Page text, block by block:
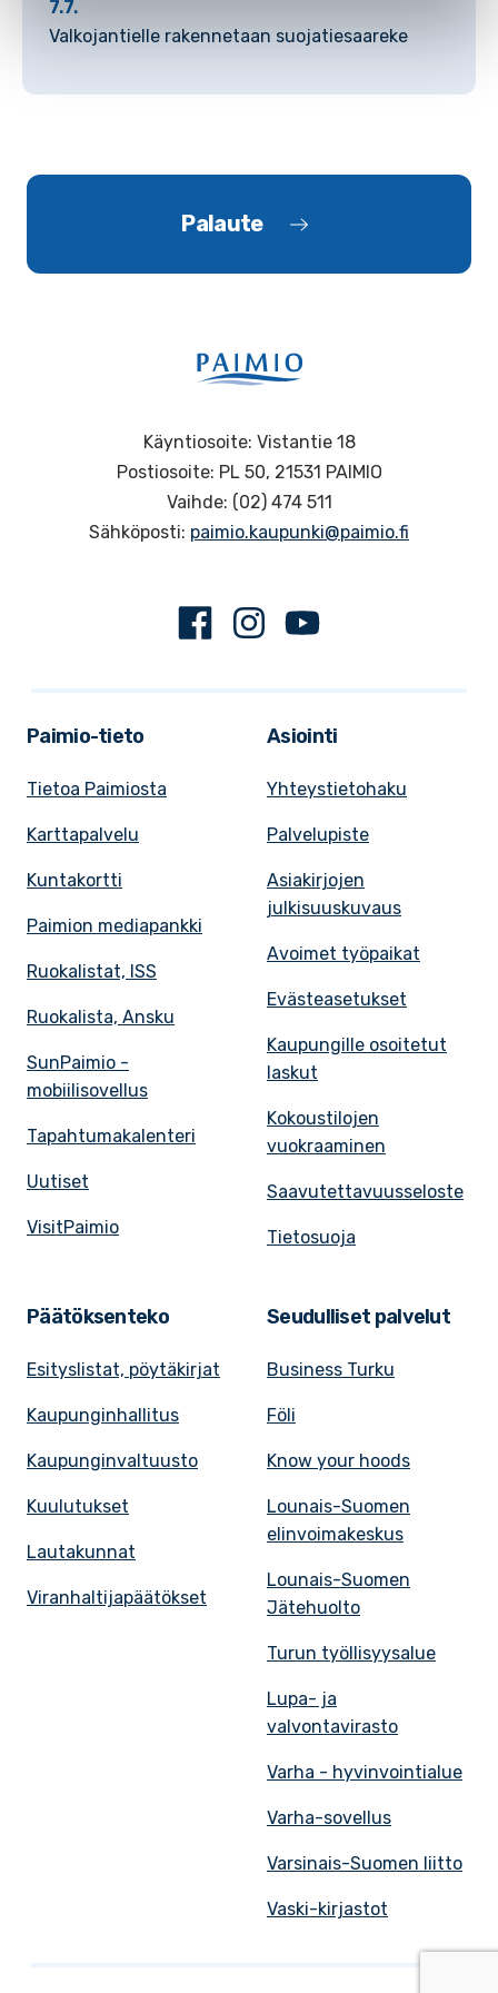
7.7.
Valkojantielle rakennetaan suojatiesaareke
Palaute
Käyntiosoite: Vistantie 18
Postiosoite: PL 50, 21531 PAIMIO
Vaihde: (02) 474 511
Sähköposti: paimio.kaupunki@paimio.fi
FacebookInstagram
Paimio-tieto
Tietoa Paimiosta
Karttapalvelu
Kuntakortti
Paimion mediapankki
Ruokalistat, ISS
Ruokalista, Ansku
SunPaimio -
mobiilisovellus
Tapahtumakalenteri
Uutiset
VisitPaimio
Asiointi
Yhteystietohaku
Palvelupiste
Asiakirjojen
julkisuuskuvaus
Avoimet työpaikat
Evästeasetukset
Kaupungille osoitetut
laskut
Kokoustilojen
vuokraaminen
Saavutettavuusseloste
Tietosuoja
Päätöksenteko
Esityslistat, pöytäkirjat
Kaupunginhallitus
Kaupunginvaltuusto
Kuulutukset
Lautakunnat
Viranhaltijapäätökset
Seudulliset palvelut
Business Turku
Föli
Know your hoods
Lounais-Suomen
elinvoimakeskus
Lounais-Suomen
Jätehuolto
Turun työllisyysalue
Lupa- ja
valvontavirasto
Varha - hyvinvointialue
Varha-sovellus
Varsinais-Suomen liitto
Vaski-kirjastot